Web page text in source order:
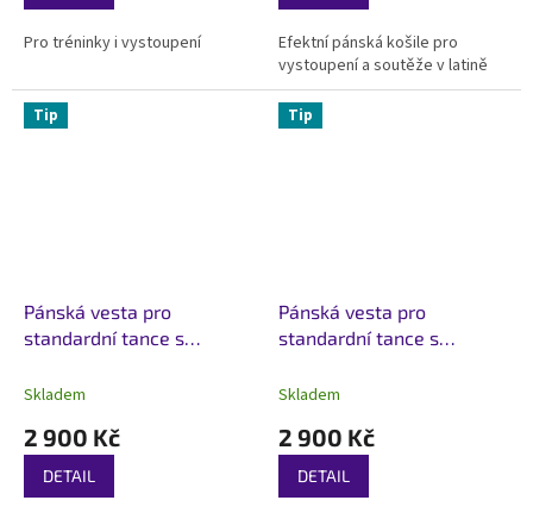
Pro tréninky i vystoupení
Efektní pánská košile pro
vystoupení a soutěže v latině
Tip
Pánská vesta pro
standardní tance s
Skladem
2 900 Kč
DETAIL
Tip
Pánská vesta pro
standardní tance s
Skladem
2 900 Kč
DETAIL